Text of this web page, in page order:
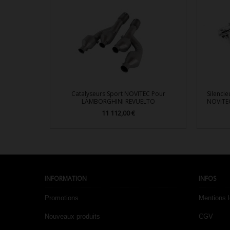
Catalyseurs Sport NOVITEC Pour
LAMBORGHINI REVUELTO
Prix
11 112,00 €
INFORMATION
Promotions
Nouveaux produits
INFOS
Mentions
CGV